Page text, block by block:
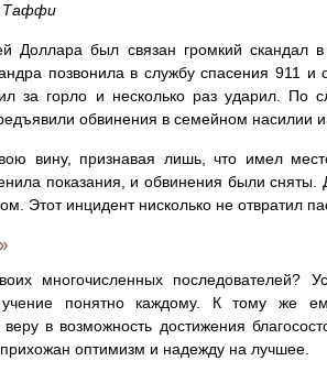
Таффи
Доллара был связан громкий скандал
позвонила в службу спасения 911 и
за горло и несколько раз ударил. По
обвинения в семейном насилии
вину, признавая лишь, что имел
показания, и обвинения были
Этот инцидент нисколько не отвратил
многочисленных последователей?
учение понятно каждому. К тому же
в возможность достижения
оптимизм и надежду на лучшее.